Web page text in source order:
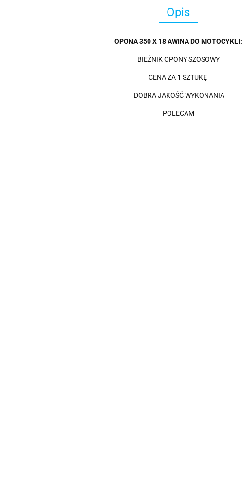
Opis
OPONA 350 X 18 AWINA DO MOTOCYKLI:
BIEŻNIK OPONY SZOSOWY
CENA ZA 1 SZTUKĘ
DOBRA JAKOŚĆ WYKONANIA
POLECAM